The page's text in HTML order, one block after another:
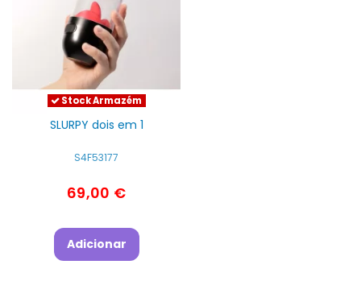
Stock Armazém
SLURPY dois em 1
S4F53177
69,00 €
Adicionar